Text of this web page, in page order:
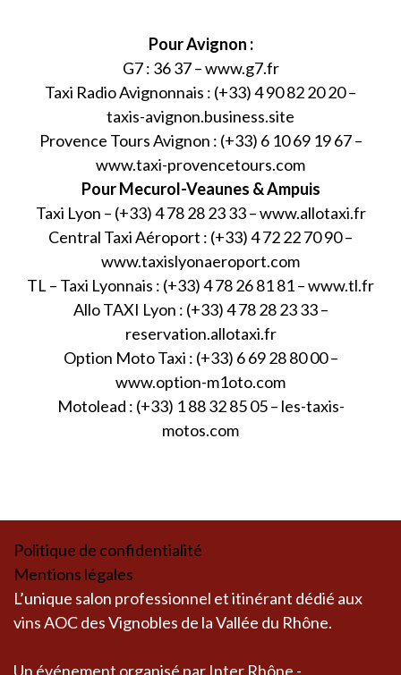
Pour Avignon :
G7 : 36 37 –www.g7.fr
Taxi Radio Avignonnais : (+33) 4 90 82 20 20 –
taxis-avignon.business.site
Provence Tours Avignon : (+33) 6 10 69 19 67 –
www.taxi-provencetours.com
Pour Mecurol-Veaunes & Ampuis
Taxi Lyon – (+33) 4 78 28 23 33 –www.allotaxi.fr
Central Taxi Aéroport : (+33) 4 72 22 70 90 –
www.taxislyonaeroport.com
TL – Taxi Lyonnais : (+33) 4 78 26 81 81 –www.tl.fr
Allo TAXI Lyon : (+33) 4 78 28 23 33 –
reservation.allotaxi.fr
Option Moto Taxi : (+33) 6 69 28 80 00 –
www.option-m1oto.com
Motolead : (+33) 1 88 32 85 05 – les-taxis-
motos.com
Politique de confidentialité
Mentions légales
L’unique salon professionnel et itinérant dédié aux
vins AOC des Vignobles de la Vallée du Rhône.
Un événement organisé par Inter Rhône -